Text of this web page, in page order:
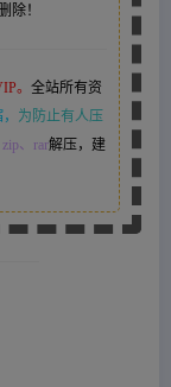
除！
。 全站所有资
为防止有人压
、rar解压，建